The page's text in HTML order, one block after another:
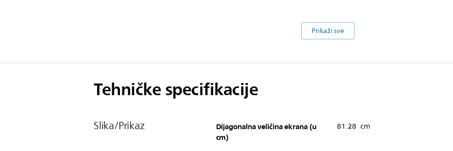
Prikaži sve
Tehničke specifikacije
Slika/Prikaz
Dijagonalna veličina ekrana (u
cm)
81.28 cm